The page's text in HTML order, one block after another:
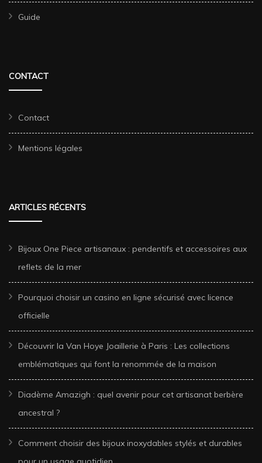
Guide
CONTACT
Contact
Mentions légales
ARTICLES RÉCENTS
Bijoux One Piece artisanaux : pendentifs et accessoires aux
reflets de la mer
Pourquoi choisir un casino en ligne sécurisé avec licence
officielle
Découvrir la Van Hoye Joaillerie à Paris : Les collections
emblématiques qui font la renommée de la maison
Diadème Amazigh : quel avenir pour cet artisanat berbère
ancestral ?
Comment choisir des bijoux inoxydables stylés et durables